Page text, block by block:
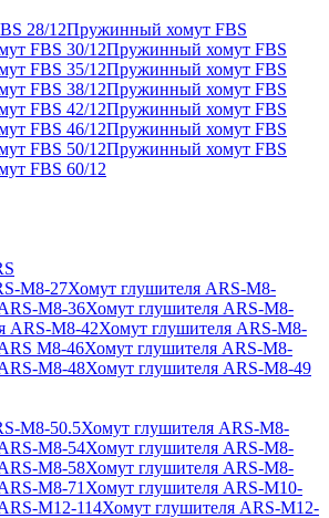
28/12Пружинный хомут FBS
FBS 30/12Пружинный хомут FBS
FBS 35/12Пружинный хомут FBS
FBS 38/12Пружинный хомут FBS
FBS 42/12Пружинный хомут FBS
FBS 46/12Пружинный хомут FBS
FBS 50/12Пружинный хомут FBS
FBS 60/12
M8-27Хомут глушителя ARS-M8-
M8-36Хомут глушителя ARS-M8-
ARS-M8-42Хомут глушителя ARS-M8-
M8-46Хомут глушителя ARS-M8-
M8-48Хомут глушителя ARS-M8-49
M8-50.5Хомут глушителя ARS-M8-
M8-54Хомут глушителя ARS-M8-
M8-58Хомут глушителя ARS-M8-
M8-71 Хомут глушителя ARS-M10-
M12-114Хомут глушителя ARS-M12-